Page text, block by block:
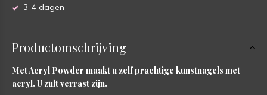
3-4 dagen
Productomschrijving
Met Acryl Powder maakt u zelf prachtige kunstnagels met
acryl. U zult verrast zijn.